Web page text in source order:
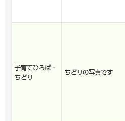
子育てひろば・
ちどり
ちどりの写真です